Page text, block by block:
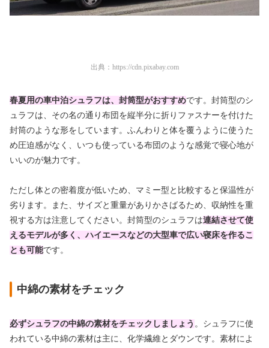
出典： https://cdn.pixabay.com
春夏用の車中泊シュラフは、封筒型がおすすめです。封筒型のシ
ュラフは、その名の通り布団を縦半分に折りファスナーを付けた
封筒のような形をしています。ふんわりと体を覆うように使うた
め圧迫感がなく、いつも使っている布団のような感覚で寝心地が
いいのが魅力 です。
ただし体との密着度が低いため、マミー型と比較すると保温性が
劣ります。また、サイズと重量がありかさばるため、収納性を重
視する方は注意してください。封筒型のシュラフは連結させて使
えるモデルが多く、ハイエースなどの大型車で広い寝床を作るこ
とも可能です。
中綿の素材をチェック
必ずシュラフの中綿の素材をチェックしましょう 。シュラフに使
われている中綿の素材は主に、化学繊維とダウンです。素材によ